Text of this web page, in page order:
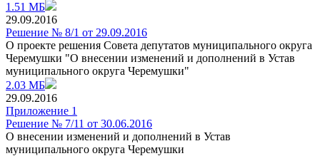
1.51 МБ
29.09.2016
Решение № 8/1 от 29.09.2016
О проекте решения Совета депутатов муниципального округа
Черемушки "О внесении изменений и дополнений в Устав
муниципального округа Черемушки"
2.03 МБ
29.09.2016
Приложение 1
Решение № 7/11 от 30.06.2016
О внесении изменений и дополнений в Устав
муниципального округа Черемушки